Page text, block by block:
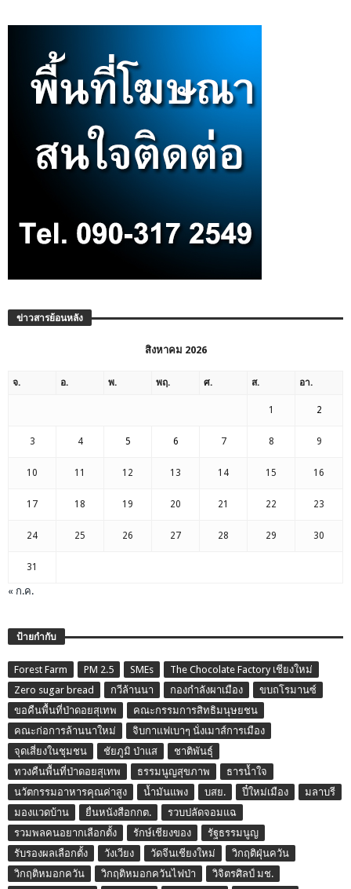
ข่าวสารย้อนหลัง
สิงหาคม 2026
จ. อ. พ. พฤ. ศ. ส. อา.
1 2
3 4 5 6 7 8 9
10 11 12 13 14 15 16
17 18 19 20 21 22 23
24 25 26 27 28 29 30
31
« ก.ค.
ป้ายกำกับ
Forest Farm PM 2.5 SMEs
The Chocolate Factory เชียงใหม่
Zero sugar bread
กวีล้านนา กองกำลังผาเมือง
ขบถโรมานซ์
ขอคืนพื้นที่ป่าดอยสุเทพ
คณะกรรมการสิทธิมนุษยชน
คณะก่อการล้านนาใหม่
จิบกาแฟเบาๆ นั่งเมาส์การเมือง
จุดเสี่ยงในชุมชน
ชัยภูมิ ป่าแส
ชาติพันธุ์
ทวงคืนพื้นที่ป่าดอยสุเทพ
ธรรมนูญสุขภาพ
ธารน้ำใจ
นวัตกรรมอาหารคุณค่าสูง
น้ำมันแพง บสย. ปี๋ใหม่เมือง
มลาบรี
มองแวดบ้าน
ยื่นหนังสือกกต.
รวบปลัดจอมแฉ
รวมพลคนอยากเลือกตั้ง
รักษ์เชียงของ
รัฐธรรมนูญ
รับรองผลเลือกตั้ง
วังเวียง วัดจีนเชียงใหม่
วิกฤติฝุ่นควัน
วิกฤติหมอกควัน
วิกฤติหมอกควันไฟป่า
วิจิตรศิลป์ มช.